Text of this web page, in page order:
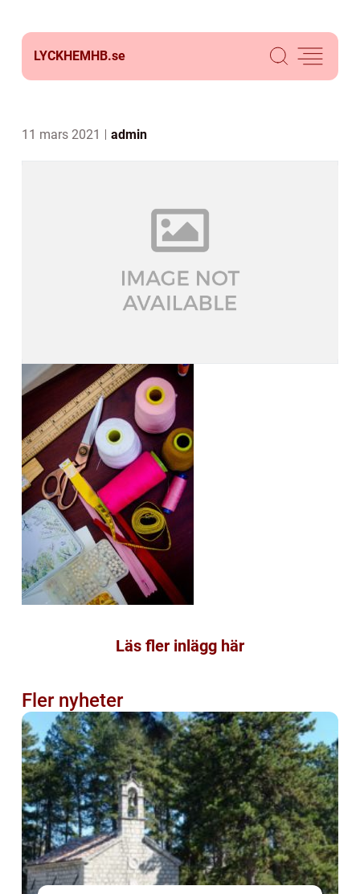
LYCKHEMHB.se
11 mars 2021 admin
Läs fler inlägg här
Fler nyheter